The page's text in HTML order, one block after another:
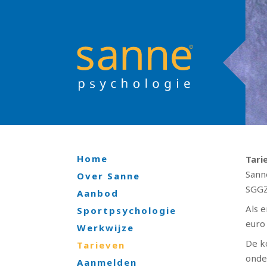
Main Page Navigation
Home
Over Sanne
Aanbod
Sportpsychologie
Werkwijze
Tarieven
Aanmelden
Als
euro
De